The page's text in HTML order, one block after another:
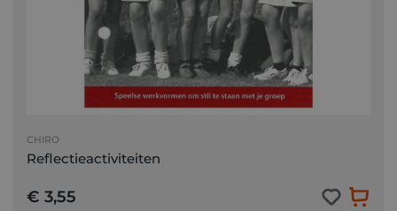
CHIRO
Reflectieactiviteiten
€ 3,55